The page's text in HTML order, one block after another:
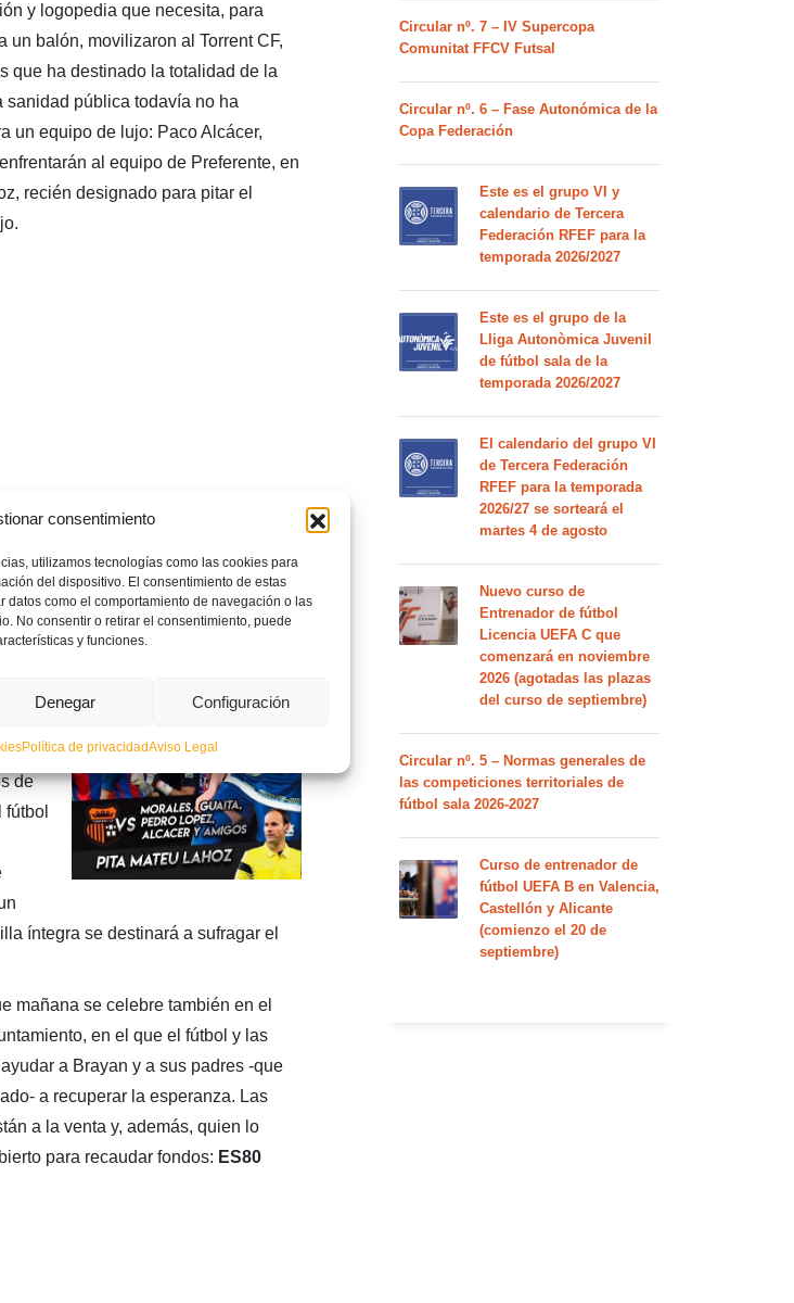
consentimiento
utilizamos tecnologías como las cookies para
del dispositivo. El consentimiento de estas
datos como el comportamiento de navegación o las
No consentir o retirar el consentimiento, puede
y funciones.
Denegar Configuración
Política de privacidadAviso Legal
y logopedia que necesita, para
balón, movilizaron al Torrent CF,
que ha destinado la totalidad de la
sanidad pública todavía no ha
un equipo de lujo: Paco Alcácer,
al equipo de Preferente, en
recién designado para pitar el
al
de
íntegra se destinará a sufragar el
mañana se celebre también en el
en el que el fútbol y las
a Brayan y a sus padres -que
a recuperar la esperanza. Las
a la venta y, además, quien lo
para recaudar fondos: ES80
Circular nº. 7 – IV Supercopa
Comunitat FFCV Futsal
Circular nº. 6 – Fase Autonómica de la
Copa Federación
Este es el grupo VI y
calendario de Tercera
Federación RFEF para la
temporada 2026/2027
Este es el grupo de la
Lliga Autonòmica Juvenil
de fútbol sala de la
temporada 2026/2027
El calendario del grupo VI
de Tercera Federación
RFEF para la temporada
2026/27 se sorteará el
martes 4 de agosto
Nuevo curso de
Entrenador de fútbol
Licencia UEFA C que
comenzará en noviembre
2026 (agotadas las plazas
del curso de septiembre)
Circular nº. 5 – Normas generales de
las competiciones territoriales de
fútbol sala 2026-2027
Curso de entrenador de
fútbol UEFA B en Valencia,
Castellón y Alicante
(comienzo el 20 de
septiembre)